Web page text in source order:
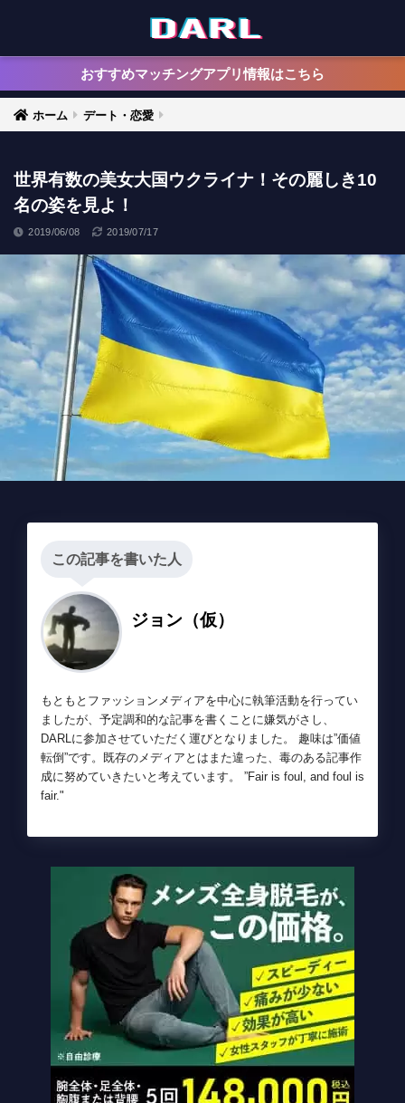
おすすめマッチングアプリ情報はこちら
ホーム デート・恋愛
世界有数の美女大国ウクライナ！その麗しき10
名の姿を見よ！
2019/06/08 2019/07/17
この記事を書いた人
ジョン（仮）
もともとファッションメディアを中心に執筆活動を行ってい
ましたが、予定調和的な記事を書くことに嫌気がさし、
DARLに参加させていただく運びとなりました。 趣味は”価値
転倒”です。既存のメディアとはまた違った、毒のある記事作
成に努めていきたいと考えています。 ”Fair is foul, and foul is
fair."